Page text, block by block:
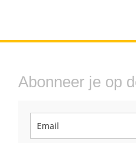
Abonneer je op